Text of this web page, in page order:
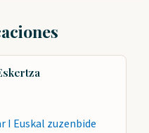
I Euskal zuzenbide